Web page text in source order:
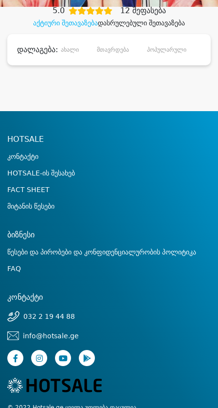
აქტიური შეთავაზებადასრულებული შეთავაზება
5.0 12 შეფასება
დალაგება: ახალი მთავრდება პოპულარული
HOTSALE
კონტაქტი
HOTSALE-ის შესახებ
FACT SHEET
მიტანის წესები
ბიზნესი
წესები და პირობები და კონფიდენციალურობის პოლიტიკა
FAQ
კონტაქტი
032 2 19 44 88
info@hotsale.ge